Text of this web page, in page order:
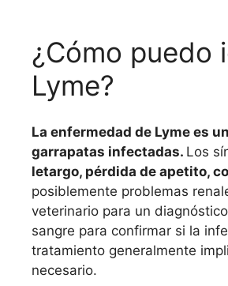
¿Cómo puedo
Lyme?
La enfermedad de Lyme es
garrapatas infectadas. Los
letargo, pérdida de apetito,
posiblemente problemas
veterinario para un
sangre para confirmar si la
tratamiento generalmente
necesario.